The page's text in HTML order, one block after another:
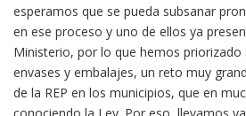
esperamos que se pueda subsanar
en ese proceso y uno de ellos ya
Ministerio, por lo que hemos priorizado
envases y embalajes, un reto muy
de la REP en los municipios, que en
conociendo la Ley. Por eso, llevamos